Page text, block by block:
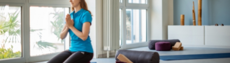
Service
Karriere